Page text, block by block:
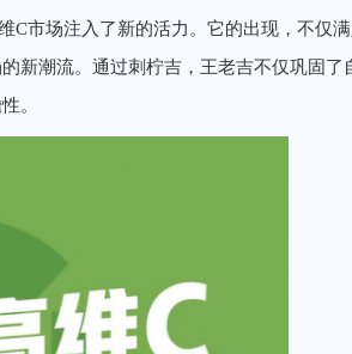
C市场注入了新的活力。它的出现，不仅
新潮流。通过刺柠吉，王老吉不仅巩固了
。